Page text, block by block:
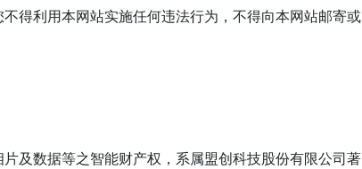
得利用本网站实施任何违法行为，不得向本网站邮寄或
及数据等之智能财产权，系属盟创科技股份有限公司著